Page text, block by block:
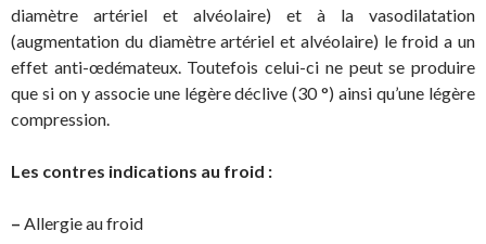
diamètre artériel et alvéolaire) et à la vasodilatation
(augmentation du diamètre artériel et alvéolaire) le froid a un
effet anti-œdémateux. Toutefois celui-ci ne peut se produire
que si on y associe une légère déclive (30 °) ainsi qu’une légère
compression.
Les contres indications au froid :
– Allergie au froid